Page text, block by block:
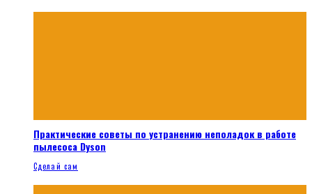
Практические советы по устранению неполадок в работе
пылесоса Dyson
Сделай сам